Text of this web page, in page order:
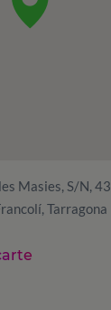
Masies, S/N,
Tarragona